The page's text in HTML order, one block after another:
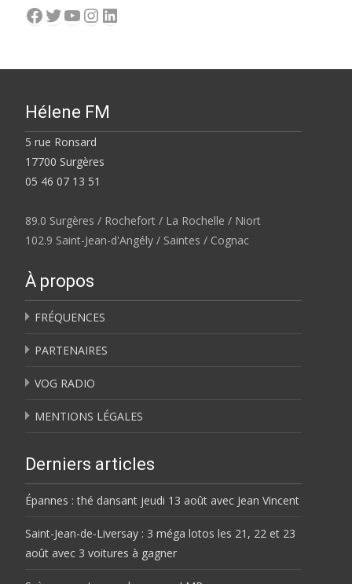
Facebook
Twitter
YouTube
Instagram
LinkedIn
Hélene FM
5 rue Ronsard
17700 Surgères
05 46 07 13 51
89.0 Surgères / Rochefort / La Rochelle / Niort
102.9 Saint-Jean-d'Angély / Saintes / Cognac
À propos
FRÉQUENCES
PARTENAIRES
VOG RADIO
MENTIONS LÉGALES
Derniers articles
Épannes : thé dansant jeudi 13 août avec Jean Vincent
Saint-Jean-de-Liversay : 3 méga lotos les 21, 22 et 23
août avec 3 voitures à gagner